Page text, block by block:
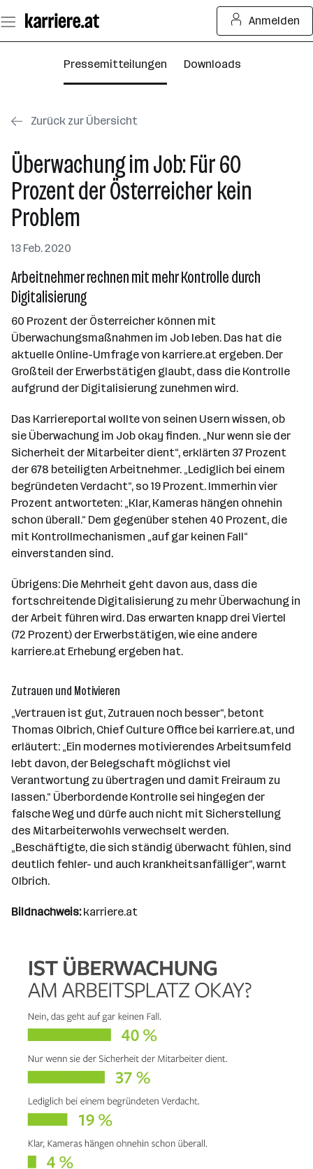
Seiteninhalt
springen
Anmelden
Pressemitteilungen Downloads
Zurück zur Übersicht
Überwachung im Job: Für 60
Prozent der Österreicher kein
Problem
13 Feb. 2020
Arbeitnehmer rechnen mit mehr Kontrolle durch
Digitalisierung
60 Prozent der Österreicher können mit
Überwachungsmaßnahmen im Job leben. Das hat die
aktuelle Online-Umfrage von karriere.at ergeben. Der
Großteil der Erwerbstätigen glaubt, dass die Kontrolle
aufgrund der Digitalisierung zunehmen wird.
Das Karriereportal wollte von seinen Usern wissen, ob
sie Überwachung im Job okay finden. „Nur wenn sie der
Sicherheit der Mitarbeiter dient“, erklärten 37 Prozent
der 678 beteiligten Arbeitnehmer. „Lediglich bei einem
begründeten Verdacht“, so 19 Prozent. Immerhin vier
Prozent antworteten: „Klar, Kameras hängen ohnehin
schon überall.“ Dem gegenüber stehen 40 Prozent, die
mit Kontrollmechanismen „auf gar keinen Fall“
einverstanden sind.
Übrigens: Die Mehrheit geht davon aus, dass die
fortschreitende Digitalisierung zu mehr Überwachung in
der Arbeit führen wird. Das erwarten knapp drei Viertel
(72 Prozent) der Erwerbstätigen, wie eine andere
karriere.at Erhebung ergeben hat.
Zutrauen und Motivieren
„Vertrauen ist gut, Zutrauen noch besser“, betont
Thomas Olbrich, Chief Culture Office bei karriere.at, und
erläutert: „Ein modernes motivierendes Arbeitsumfeld
lebt davon, der Belegschaft möglichst viel
Verantwortung zu übertragen und damit Freiraum zu
lassen.“ Überbordende Kontrolle sei hingegen der
falsche Weg und dürfe auch nicht mit Sicherstellung
des Mitarbeiterwohls verwechselt werden.
„Beschäftigte, die sich ständig überwacht fühlen, sind
deutlich fehler- und auch krankheitsanfälliger“, warnt
Olbrich.
Bildnachweis:karriere.at